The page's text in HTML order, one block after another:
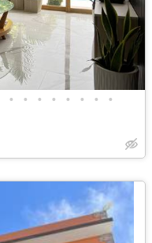
• • • • • • • •